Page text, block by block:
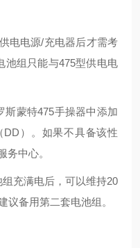
电电源/充电器后才需考
池组只能与475型供电电
斯蒙特475手操器中添加
）。如果不具备该性
务中心。
组充满电后，可以维持20
议备用第二套电池组。